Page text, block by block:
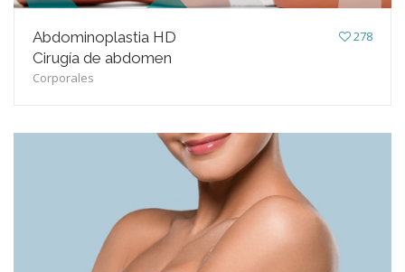
278
Abdominoplastia HD
Cirugía de abdomen
Corporales